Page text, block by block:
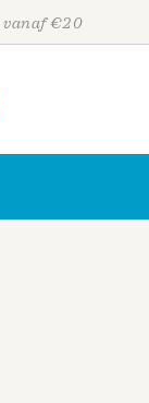
vanaf €20
Personen